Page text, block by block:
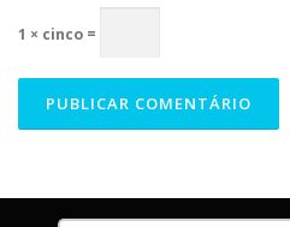
1 × cinco =